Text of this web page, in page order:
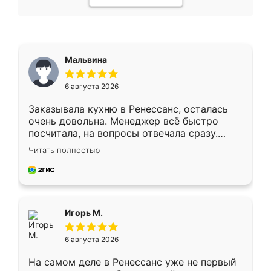
Мальвина
6 августа 2026
Заказывала кухню в Ренессанс, осталась
очень довольна. Менеджер всё быстро
посчитала, на вопросы отвечала сразу.
Замерщик приехал в субботу, подошёл к
делу со всей ответственностью. Собрали
за день, ребята работали аккуратно, даже
Читать полностью
Игорь М.
6 августа 2026
На самом деле в Ренессанс уже не первый